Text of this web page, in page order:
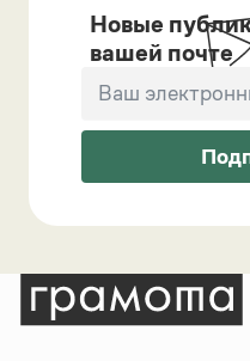
Новые
вашей почте